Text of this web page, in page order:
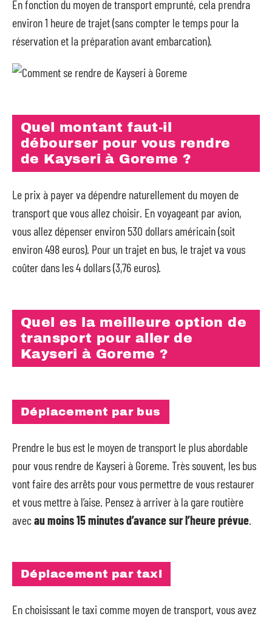
En fonction du moyen de transport emprunté, cela prendra
environ 1 heure de trajet (sans compter le temps pour la
réservation et la préparation avant embarcation).
Quel montant faut-il
débourser pour vous rendre
de Kayseri à Goreme ?
Le prix à payer va dépendre naturellement du moyen de
transport que vous allez choisir. En voyageant par avion,
vous allez dépenser environ 530 dollars américain (soit
environ 498 euros). Pour un trajet en bus, le trajet va vous
coûter dans les 4 dollars (3,76 euros).
Quel es la meilleure option de
transport pour aller de
Kayseri à Goreme ?
Déplacement par bus
Prendre le bus est le moyen de transport le plus abordable
pour vous rendre de Kayseri à Goreme. Très souvent, les bus
vont faire des arrêts pour vous permettre de vous restaurer
et vous mettre à l’aise. Pensez à arriver à la gare routière
avecau moins 15 minutes d’avance sur l’heure prévue
Déplacement par taxi
En choisissant le taxi comme moyen de transport, vous avez